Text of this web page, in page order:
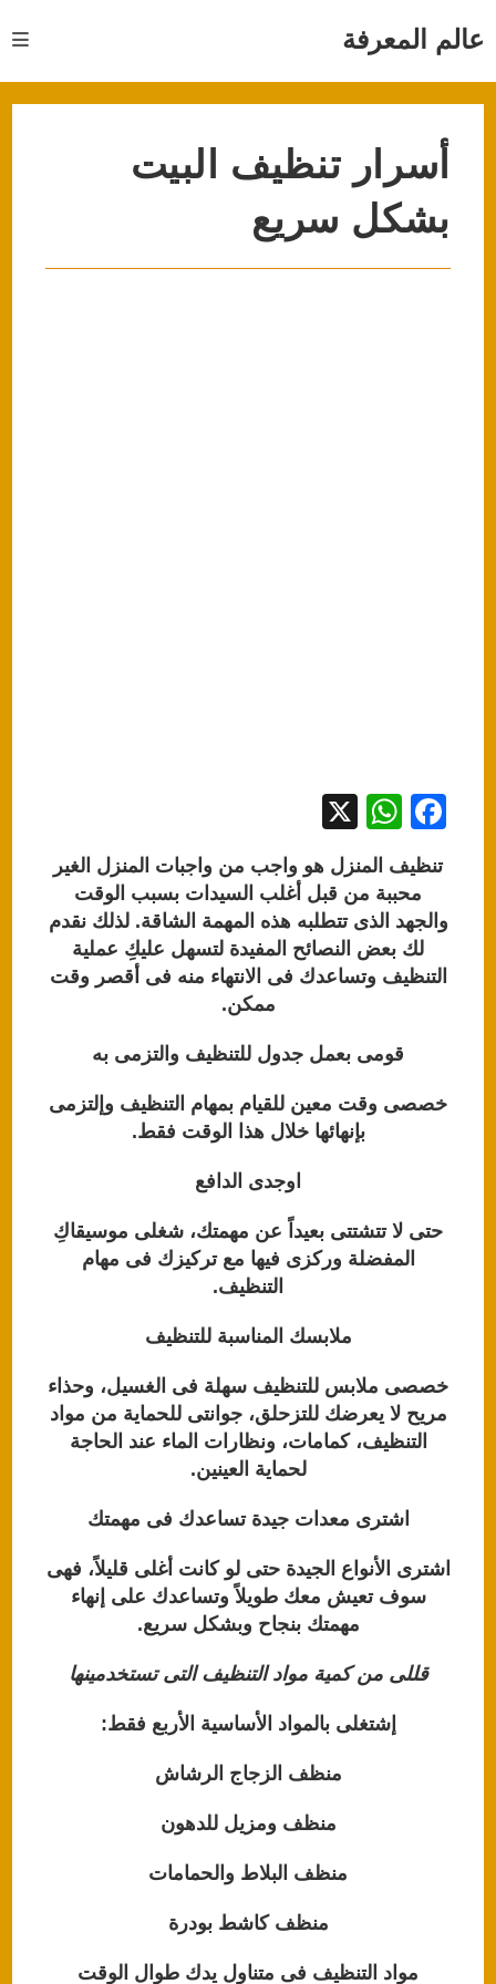
عالم المعرفة
أسرار تنظيف البيت
بشكل سريع
F
c
e
b
o
k
W
h
at
s
A
p
تنظيف المنزل هو واجب من واجبات المنزل الغير
محببة من قبل أغلب السيدات بسبب الوقت
والجهد الذى تتطلبه هذه المهمة الشاقة. لذلك نقدم
لك بعض النصائح المفيدة لتسهل عليكِ عملية
التنظيف وتساعدك فى الانتهاء منه فى أقصر وقت
ممكن.
قومى بعمل جدول للتنظيف والتزمى به
خصصى وقت معين للقيام بمهام التنظيف وإلتزمى
بإنهائها خلال هذا الوقت فقط.
اوجدى الدافع
حتى لا تتشتتى بعيداً عن مهمتك، شغلى موسيقاكِ
المفضلة وركزى فيها مع تركيزك فى مهام
التنظيف.
ملابسك المناسبة للتنظيف
خصصى ملابس للتنظيف سهلة فى الغسيل، وحذاء
مريح لا يعرضك للتزحلق، جوانتى للحماية من مواد
التنظيف، كمامات، ونظارات الماء عند الحاجة
لحماية العينين.
اشترى معدات جيدة تساعدك فى مهمتك
اشترى الأنواع الجيدة حتى لو كانت أغلى قليلاً، فهى
سوف تعيش معك طويلاً وتساعدك على إنهاء
مهمتك بنجاح وبشكل سريع.
قللى من كمية مواد التنظيف التى تستخدمينها
إشتغلى بالمواد الأساسية الأربع فقط:
منظف الزجاج الرشاش
منظف ومزيل للدهون
منظف البلاط والحمامات
منظف كاشط بودرة
مواد التنظيف فى متناول يدك طوال الوقت